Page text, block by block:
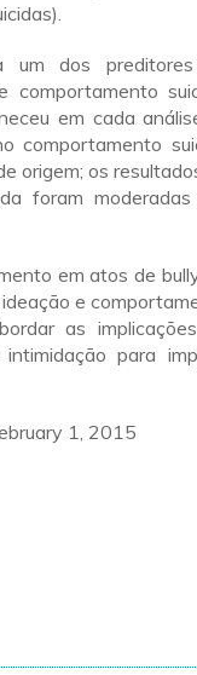
um dos
comportamento
em cada
comportamento
origem; os
foram
em atos de
e
as
para
1, 2015